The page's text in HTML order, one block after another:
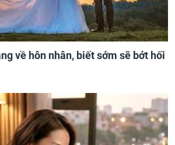
về hôn nhân, biết sớm sẽ bớt hối